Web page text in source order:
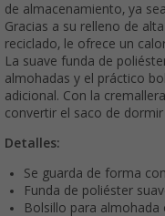
de almacenamiento, ya
Gracias a su relleno de
reciclado, le ofrece un
La suave funda de
almohadas y el práctico
adicional. Con la
convertir el saco de
Detalles:
Se guarda de forma
Funda de poliéster
Bolsillo para almohada